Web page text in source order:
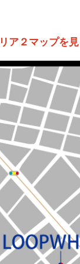
ア２マップを